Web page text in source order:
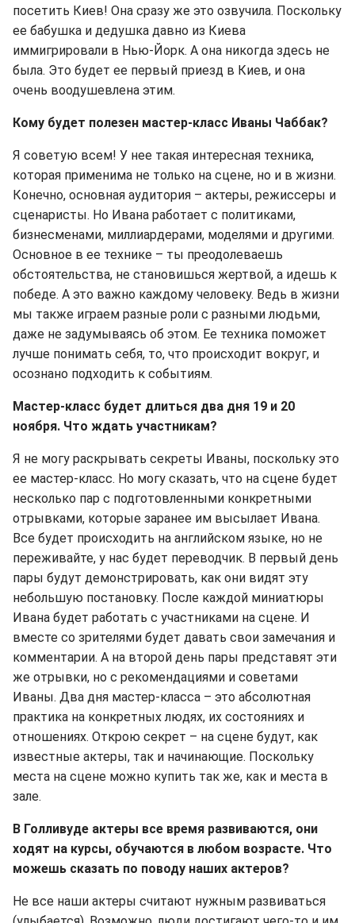
посетить Киев! Она сразу же это озвучила. Поскольку
ее бабушка и дедушка давно из Киева
иммигрировали в Нью-Йорк. А она никогда здесь не
была. Это будет ее первый приезд в Киев, и она
очень воодушевлена этим.
Кому будет полезен мастер-класс Иваны Чаббак?
Я советую всем! У нее такая интересная техника,
которая применима не только на сцене, но и в жизни.
Конечно, основная аудитория – актеры, режиссеры и
сценаристы. Но Ивана работает с политиками,
бизнесменами, миллиардерами, моделями и другими.
Основное в ее технике – ты преодолеваешь
обстоятельства, не становишься жертвой, а идешь к
победе. А это важно каждому человеку. Ведь в жизни
мы также играем разные роли с разными людьми,
даже не задумываясь об этом. Ее техника поможет
лучше понимать себя, то, что происходит вокруг, и
осознано подходить к событиям.
Мастер-класс будет длиться два дня 19 и 20
ноября. Что ждать участникам?
Я не могу раскрывать секреты Иваны, поскольку это
ее мастер-класс. Но могу сказать, что на сцене будет
несколько пар с подготовленными конкретными
отрывками, которые заранее им высылает Ивана.
Все будет происходить на английском языке, но не
переживайте, у нас будет переводчик. В первый день
пары будут демонстрировать, как они видят эту
небольшую постановку. После каждой миниатюры
Ивана будет работать с участниками на сцене. И
вместе со зрителями будет давать свои замечания и
комментарии. А на второй день пары представят эти
же отрывки, но с рекомендациями и советами
Иваны. Два дня мастер-класса – это абсолютная
практика на конкретных людях, их состояниях и
отношениях. Открою секрет – на сцене будут, как
известные актеры, так и начинающие. Поскольку
места на сцене можно купить так же, как и места в
зале.
В Голливуде актеры все время развиваются, они
ходят на курсы, обучаются в любом возрасте. Что
можешь сказать по поводу наших актеров?
Не все наши актеры считают нужным развиваться